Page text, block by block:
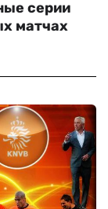
серии
матчах